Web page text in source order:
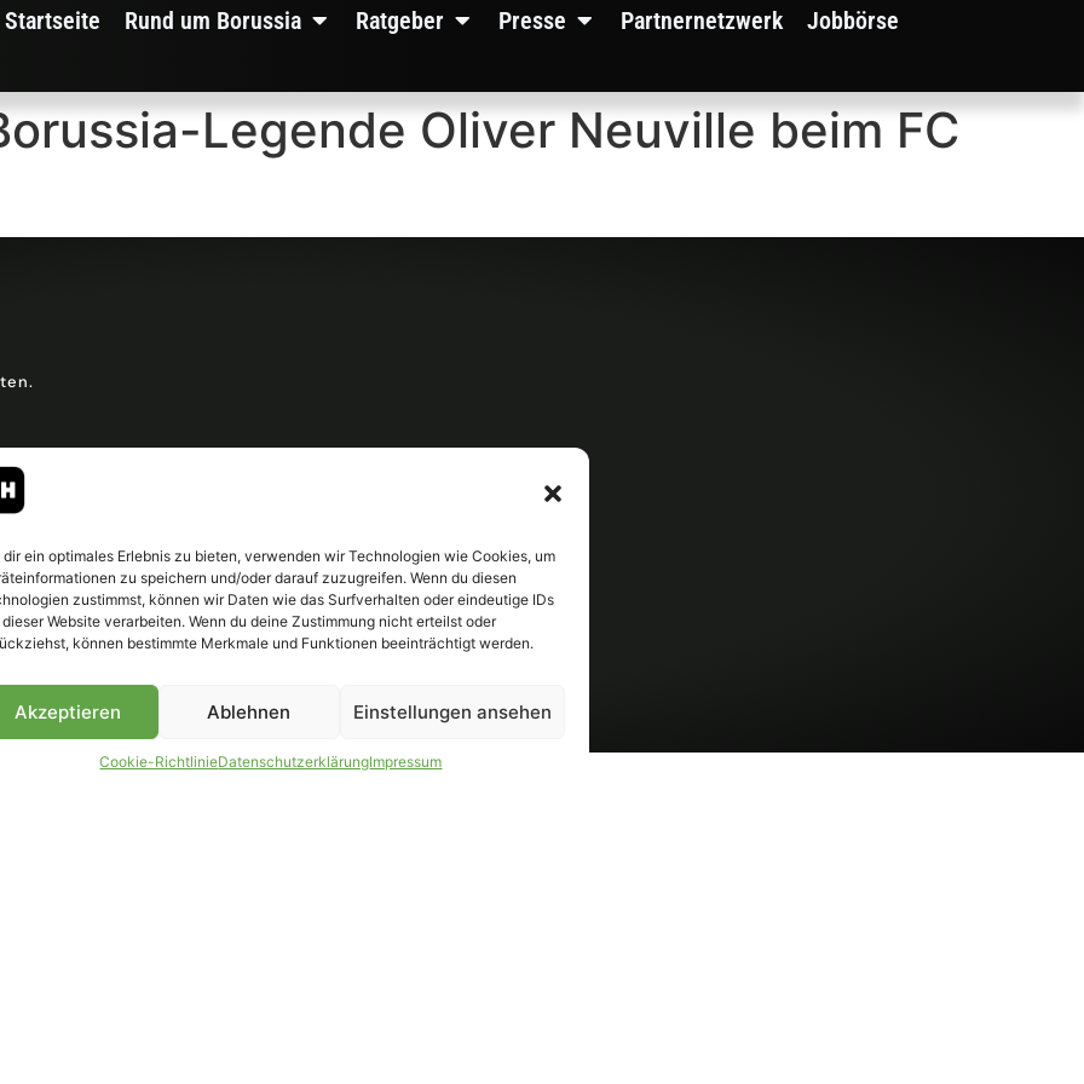
dir ein optimales Erlebnis zu bieten, verwenden wir Technologien wie Cookies, um
zu speichern und/oder darauf zuzugreifen. Wenn du diesen
zustimmst, können wir Daten wie das Surfverhalten oder eindeutige IDs
Website verarbeiten. Wenn du deine Zustimmung nicht erteilst oder
können bestimmte Merkmale und Funktionen beeinträchtigt werden.
Akzeptieren Ablehnen Einstellungen ansehen
Cookie-RichtlinieDatenschutzerklärungImpressum
Startseite Rund um Borussia Ratgeber Presse Partnernetzwerk Jobbörse
Legende Oliver Neuville beim FC